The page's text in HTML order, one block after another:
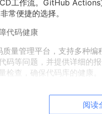
工作流。GitHub
常便捷的选择。
代码健康
量管理平台，支持多种
码等问题，并提供详细的
检查，确保代码库的健康。
中，自动检查代码是否符阅读